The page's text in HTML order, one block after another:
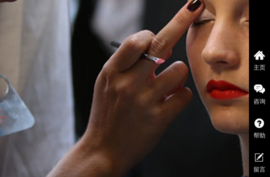
主页
咨询
帮助
留言